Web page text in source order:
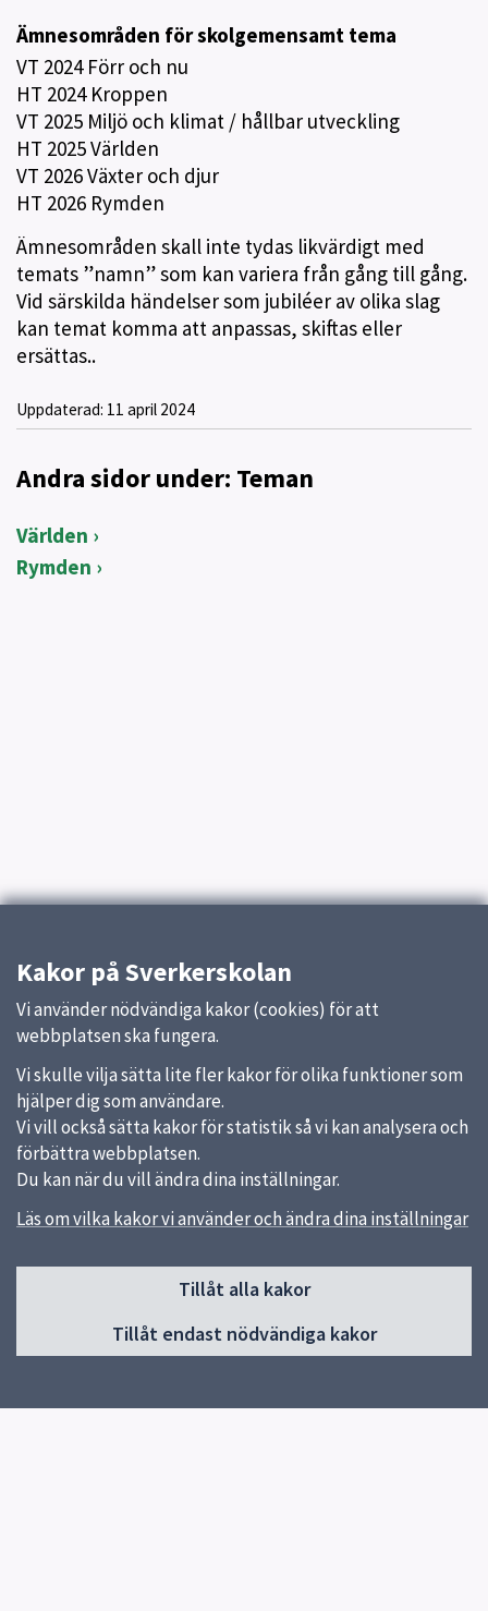
Ämnesområden för skolgemensamt tema
VT 2024 Förr och nu
HT 2024 Kroppen
VT 2025 Miljö och klimat / hållbar utveckling
HT 2025 Världen
VT 2026 Växter och djur
HT 2026 Rymden
Ämnesområden skall inte tydas likvärdigt med
temats ”namn” som kan variera från gång till gång.
Vid särskilda händelser som jubiléer av olika slag
kan temat komma att anpassas, skiftas eller
ersättas..
Uppdaterad: 11 april 2024
Andra sidor under: Teman
Världen
Rymden
Kakor på Sverkerskolan
Vi använder nödvändiga kakor (cookies) för att
webbplatsen ska fungera.
Vi skulle vilja sätta lite fler kakor för olika funktioner som
hjälper dig som användare.
Vi vill också sätta kakor för statistik så vi kan analysera och
förbättra webbplatsen.
Du kan när du vill ändra dina inställningar.
Läs om vilka kakor vi använder och ändra dina inställningar
Tillåt alla kakor
Tillåt endast nödvändiga kakor